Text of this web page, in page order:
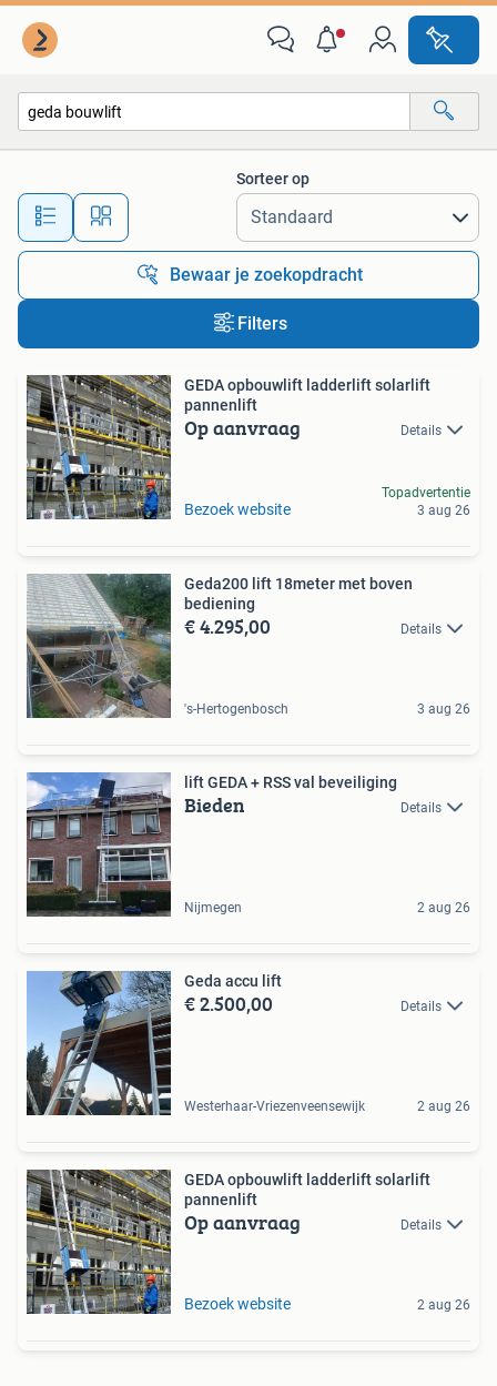
Alle afstanden…
Sorteer op
Bewaar je zoekopdracht
Filters
GEDA opbouwlift ladderlift solarlift
pannenlift
Op aanvraag Details
Bezoek website
Topadvertentie
3 aug 26
Geda200 lift 18meter met boven
bediening
€ 4.295,00 Details
's-Hertogenbosch 3 aug 26
lift GEDA + RSS val beveiliging
Bieden Details
Nijmegen 2 aug 26
Geda accu lift
€ 2.500,00 Details
Westerhaar-Vriezenveensewijk 2 aug 26
GEDA opbouwlift ladderlift solarlift
pannenlift
Op aanvraag Details
Bezoek website 2 aug 26